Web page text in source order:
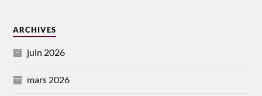
ARCHIVES
juin 2026
mars 2026